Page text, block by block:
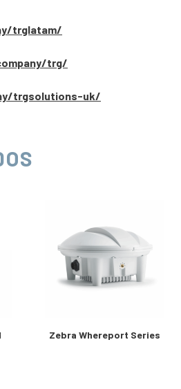
trglatam/
trg/
trgsolutions-uk/
Zebra Whereport Series